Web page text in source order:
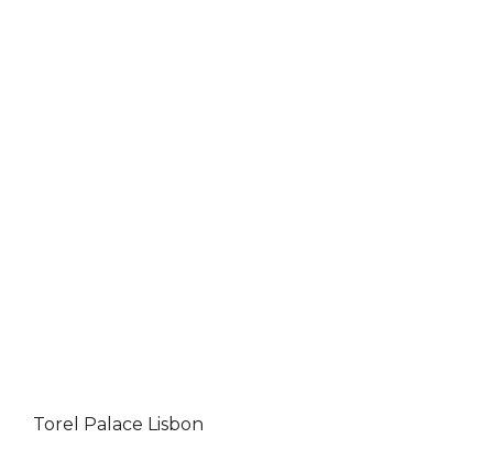
Torel Palace Lisbon